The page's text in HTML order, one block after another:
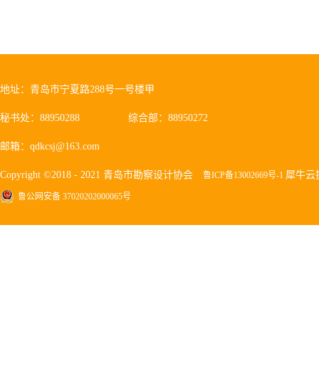
地址：青岛市宁夏路288号一号楼甲
秘书处：88950288 综合部：88950272
邮箱：qdkcsj@163.com
Copyright ©2018 - 2021 青岛市勘察设计协会 鲁ICP备13002669号-1 犀牛云
鲁公网安备 37020202000065号